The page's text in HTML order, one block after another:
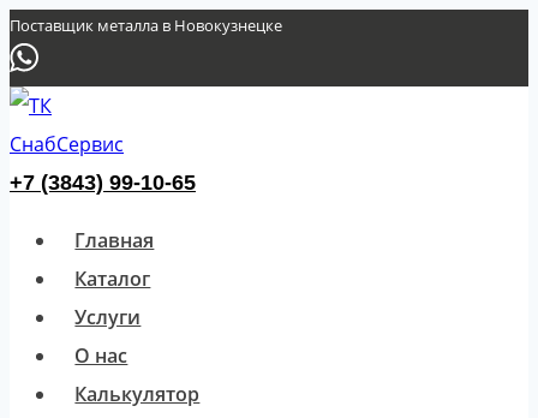
Перейти
к
содержимому
Поставщик металла в Новокузнецке
+7 (3843) 99-10-65
Главная
Каталог
Услуги
О нас
Калькулятор